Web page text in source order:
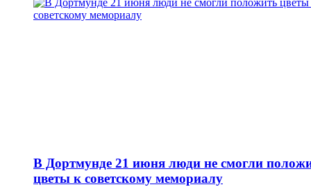
В Дортмунде 21 июня люди не смогли
цветы к советскому мемориалу